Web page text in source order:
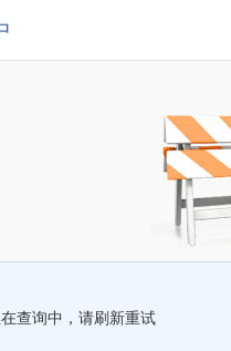
查询中，请刷新重试